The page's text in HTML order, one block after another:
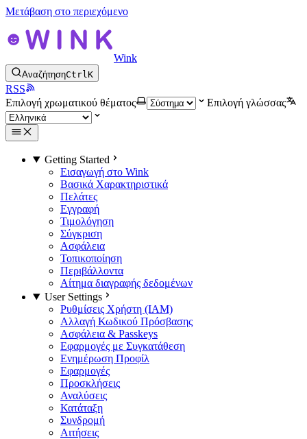
Μετάβαση στο περιεχόμενο
Wink
ΑναζήτησηCtrlK
RSS
Επιλογή χρωματικού θέματος
Επιλογή γλώσσας
Getting Started
Εισαγωγή στο Wink
Βασικά Χαρακτηριστικά
Πελάτες
Εγγραφή
Τιμολόγηση
Σύγκριση
Ασφάλεια
Τοπικοποίηση
Περιβάλλοντα
Αίτημα διαγραφής δεδομένων
User Settings
Ρυθμίσεις Χρήστη (IAM)
Αλλαγή Κωδικού Πρόσβασης
Ασφάλεια & Passkeys
Εφαρμογές με Συγκατάθεση
Ενημέρωση Προφίλ
Εφαρμογές
Προσκλήσεις
Αναλύσεις
Κατάταξη
Συνδρομή
Αιτήσεις